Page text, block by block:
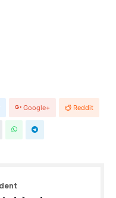
Google+ Reddit